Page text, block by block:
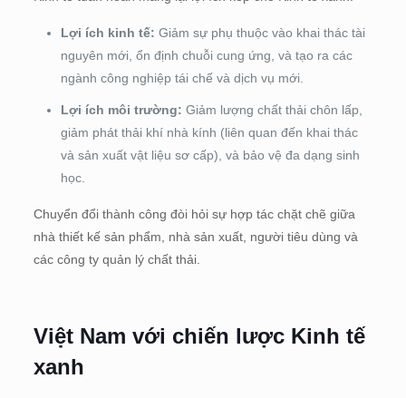
Lợi ích kinh tế: Giảm sự phụ thuộc vào khai thác tài
nguyên mới, ổn định chuỗi cung ứng, và tạo ra các
ngành công nghiệp tái chế và dịch vụ mới.
Lợi ích môi trường: Giảm lượng chất thải chôn lấp,
giảm phát thải khí nhà kính (liên quan đến khai thác
và sản xuất vật liệu sơ cấp), và bảo vệ đa dạng sinh
học.
Chuyển đổi thành công đòi hỏi sự hợp tác chặt chẽ giữa
nhà thiết kế sản phẩm, nhà sản xuất, người tiêu dùng và
các công ty quản lý chất thải.
Việt Nam với chiến lược Kinh tế
xanh